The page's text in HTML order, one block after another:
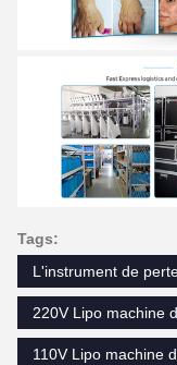
Tags:
L'instrument de
220V Lipo machine
110V Lipo machine